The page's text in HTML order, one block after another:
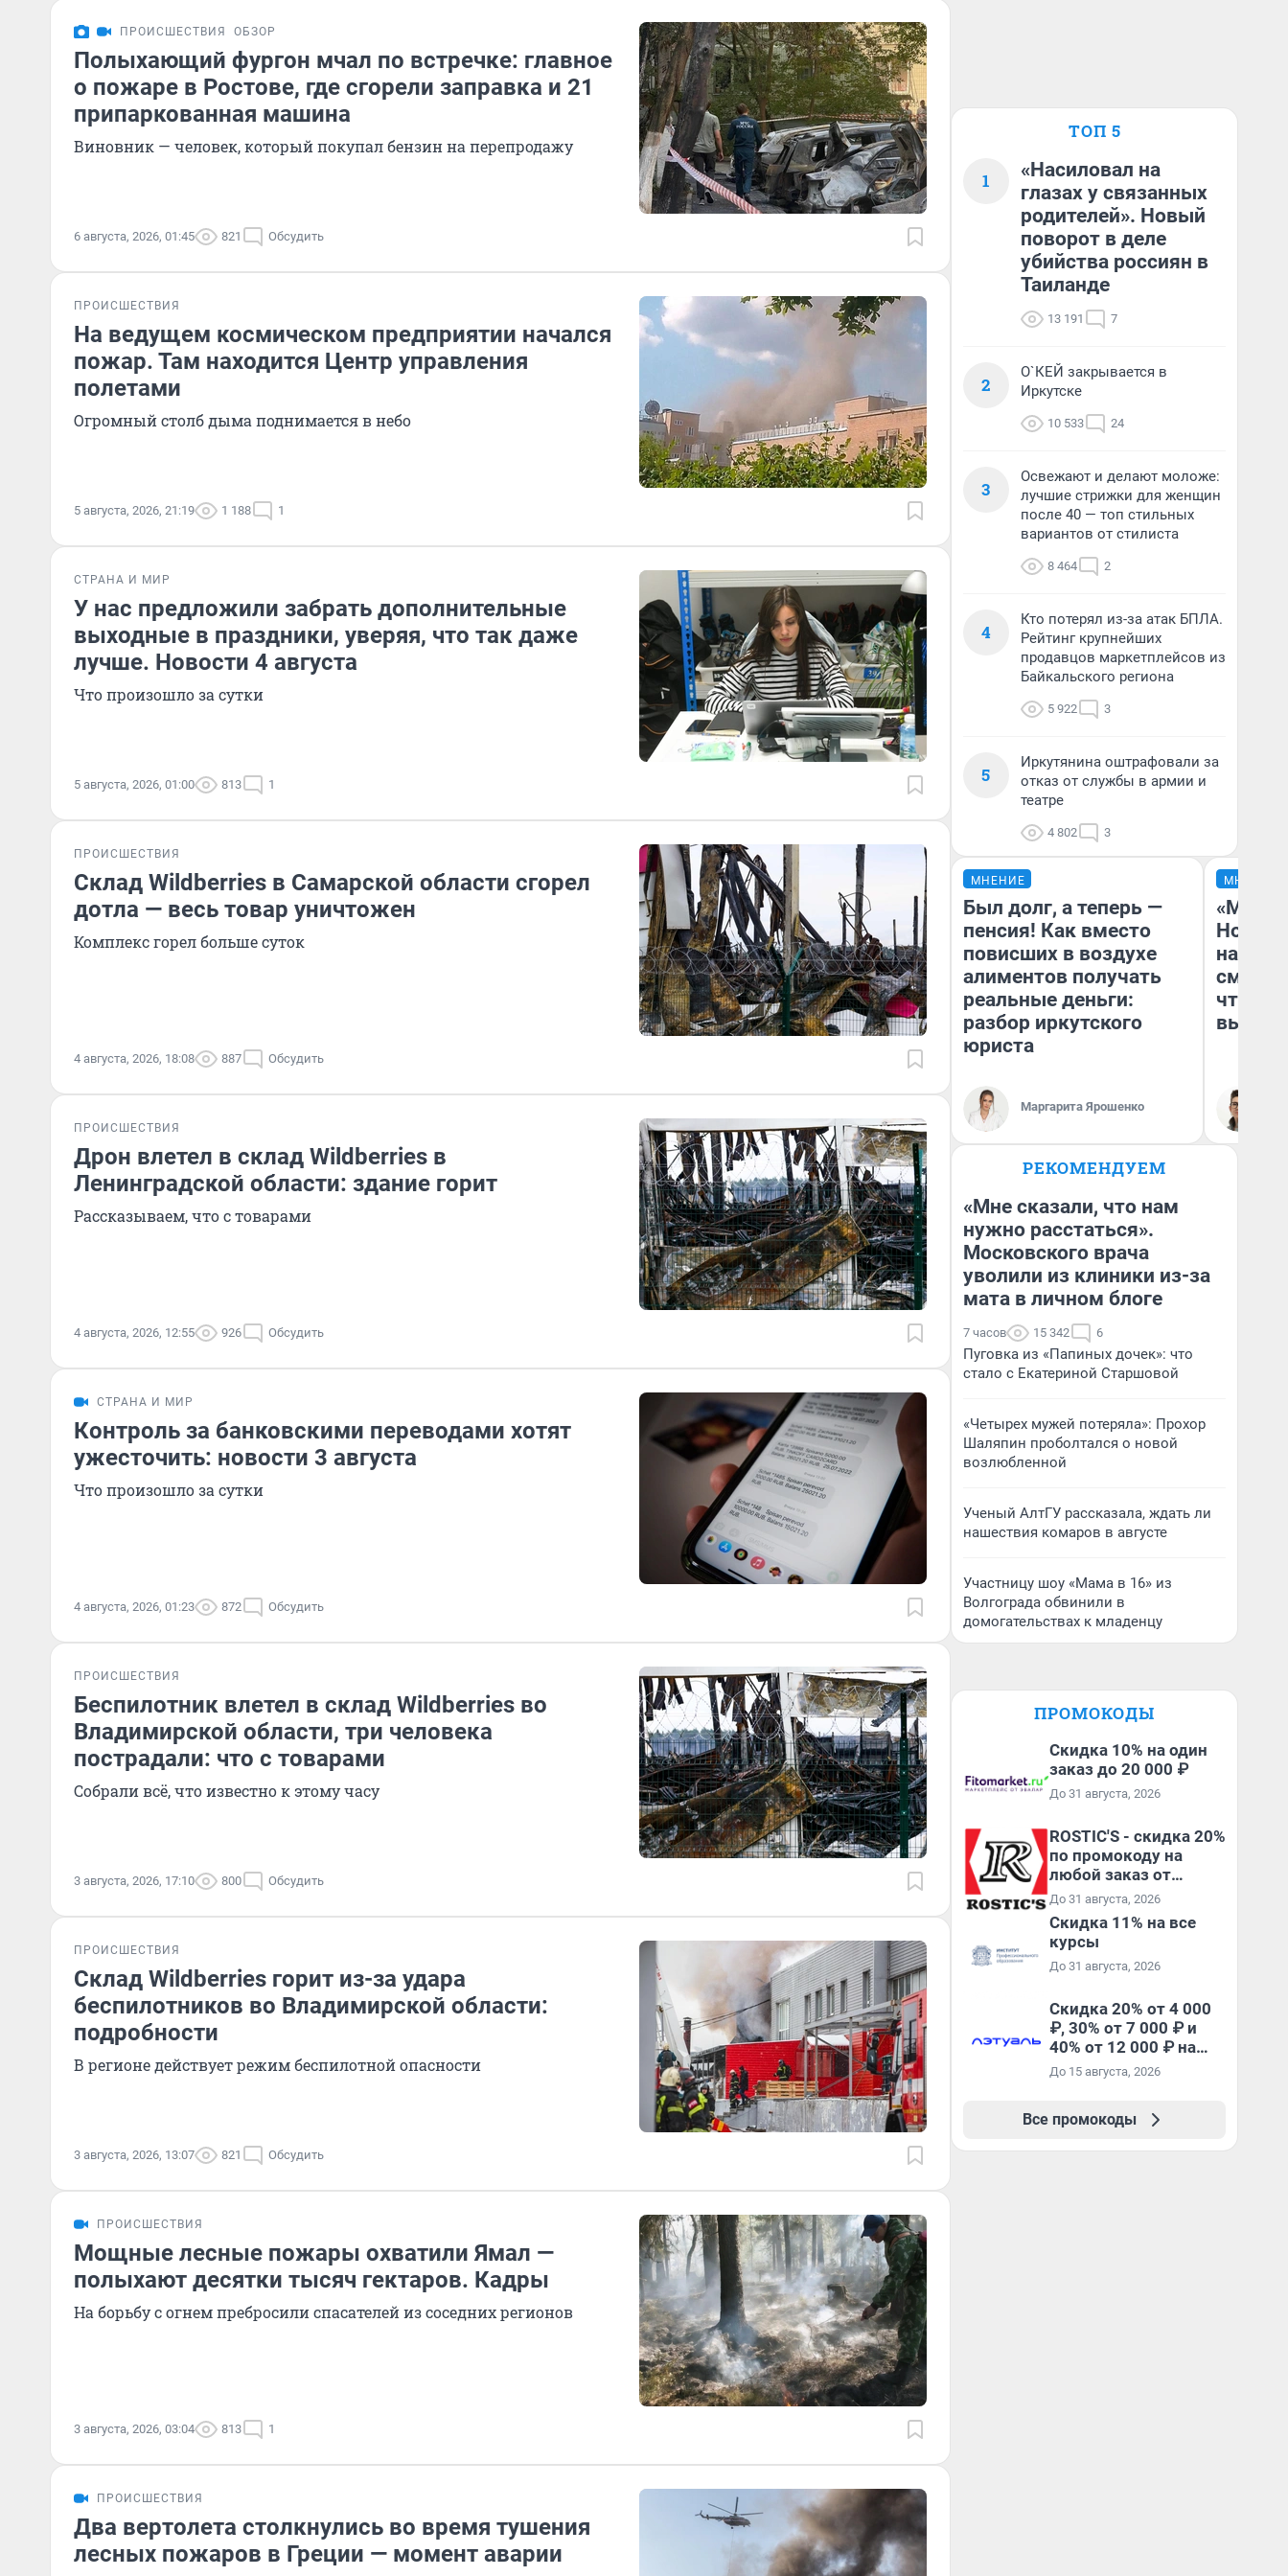
ПРОИСШЕСТВИЯ ОБЗОР
Полыхающий фургон мчал по встречке: главное
о пожаре в Ростове, где сгорели заправка и 21
припаркованная машина
Виновник — человек, который покупал бензин на перепродажу
6 августа, 2026, 01:45 821 Обсудить
ПРОИСШЕСТВИЯ
На ведущем космическом предприятии начался
пожар. Там находится Центр управления
полетами
Огромный столб дыма поднимается в небо
5 августа, 2026, 21:19 1 188 1
СТРАНА И МИР
У нас предложили забрать дополнительные
выходные в праздники, уверяя, что так даже
лучше. Новости 4 августа
Что произошло за сутки
5 августа, 2026, 01:00 813 1
ПРОИСШЕСТВИЯ
Склад Wildberries в Самарской области сгорел
дотла — весь товар уничтожен
Комплекс горел больше суток
4 августа, 2026, 18:08 887 Обсудить
ПРОИСШЕСТВИЯ
Дрон влетел в склад Wildberries в
Ленинградской области: здание горит
Рассказываем, что с товарами
4 августа, 2026, 12:55 926 Обсудить
СТРАНА И МИР
Контроль за банковскими переводами хотят
ужесточить: новости 3 августа
Что произошло за сутки
4 августа, 2026, 01:23 872 Обсудить
ПРОИСШЕСТВИЯ
Беспилотник влетел в склад Wildberries во
Владимирской области, три человека
пострадали: что с товарами
Собрали всё, что известно к этому часу
3 августа, 2026, 17:10 800 Обсудить
ПРОИСШЕСТВИЯ
Склад Wildberries горит из-за удара
беспилотников во Владимирской области:
подробности
В регионе действует режим беспилотной опасности
3 августа, 2026, 13:07 821 Обсудить
ПРОИСШЕСТВИЯ
Мощные лесные пожары охватили Ямал —
полыхают десятки тысяч гектаров. Кадры
На борьбу с огнем пребросили спасателей из соседних регионов
3 августа, 2026, 03:04 813 1
ПРОИСШЕСТВИЯ
Два вертолета столкнулись во время тушения
лесных пожаров в Греции — момент аварии
ТОП 5
1
«Насиловал на
глазах у связанных
родителей». Новый
поворот в деле
убийства россиян в
Таиланде
13 191 7
2
О`КЕЙ закрывается в
Иркутске
10 533 24
3
Освежают и делают моложе:
лучшие стрижки для женщин
после 40 — топ стильных
вариантов от стилиста
8 464 2
4
Кто потерял из-за атак БПЛА.
Рейтинг крупнейших
продавцов маркетплейсов из
Байкальского региона
5 922 3
5
Иркутянина оштрафовали за
отказ от службы в армии и
театре
4 802 3
МНЕНИЕ
Был долг, а теперь —
пенсия! Как вместо
повисших в воздухе
алиментов получать
реальные деньги:
разбор иркутского
юриста
Маргарита Ярошенко
МНЕНИЕ
«Мы
чтобы
РЕКОМЕНДУЕМ
«Мне сказали, что нам
нужно расстаться».
Московского врача
уволили из клиники из-за
мата в личном блоге
7 часов 15 342 6
Пуговка из «Папиных дочек»: что
стало с Екатериной Старшовой
«Четырех мужей потеряла»: Прохор
Шаляпин проболтался о новой
возлюбленной
Ученый АлтГУ рассказала, ждать ли
нашествия комаров в августе
Участницу шоу «Мама в 16» из
Волгограда обвинили в
домогательствах к младенцу
ПРОМОКОДЫ
Скидка 10% на один
заказ до 20 000 ₽
До 31 августа, 2026
ROSTIC'S - скидка 20%
по промокоду на
любой заказ от
3199₽!
До 31 августа, 2026
Скидка 11% на все
курсы
До 31 августа, 2026
Скидка 20% от 4 000
₽, 30% от 7 000 ₽ и
40% от 12 000 ₽ на
первый и все
До 15 августа, 2026
Все промокоды